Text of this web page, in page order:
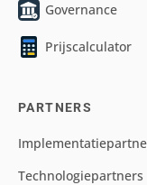
Governance
Prijscalculator
PARTNERS
Technologiepartners